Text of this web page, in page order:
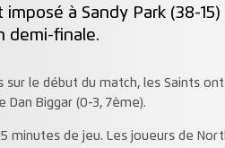
imposé à Sandy Park (38-
demi-finale.
sur le début du match, les Saints
Biggar (0-3, 7ème).
minutes de jeu. Les joueurs de